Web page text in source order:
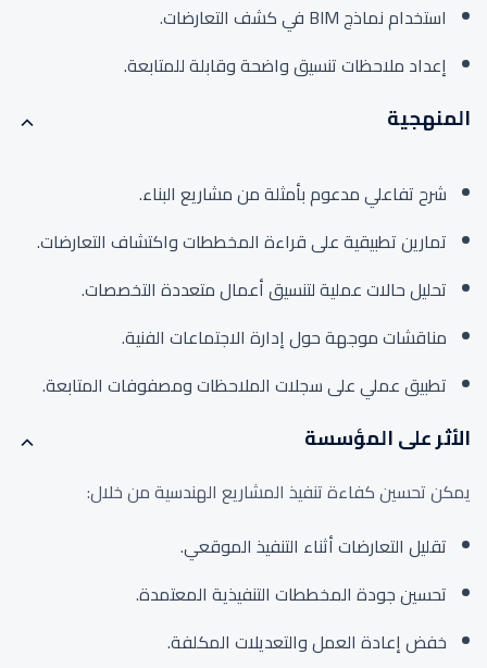
استخدام نماذج BIM في كشف التعارضات.
إعداد ملاحظات تنسيق واضحة وقابلة للمتابعة.
المنهجية
شرح تفاعلي مدعوم بأمثلة من مشاريع البناء.
تمارين تطبيقية على قراءة المخططات واكتشاف التعارضات.
تحليل حالات عملية لتنسيق أعمال متعددة التخصصات.
مناقشات موجهة حول إدارة الاجتماعات الفنية.
تطبيق عملي على سجلات الملاحظات ومصفوفات المتابعة.
الأثر على المؤسسة
يمكن تحسين كفاءة تنفيذ المشاريع الهندسية من خلال:
تقليل التعارضات أثناء التنفيذ الموقعي.
تحسين جودة المخططات التنفيذية المعتمدة.
خفض إعادة العمل والتعديلات المكلفة.